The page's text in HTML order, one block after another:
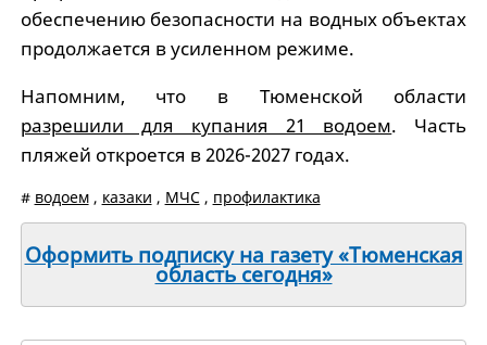
обеспечению безопасности на водных объектах
продолжается в усиленном режиме.
Напомним, что в Тюменской области
разрешили для купания 21 водоем. Часть
пляжей откроется в 2026-2027 годах.
# водоем, казаки , МЧС, профилактика
Оформить подписку на газету «Тюменская
область сегодня»